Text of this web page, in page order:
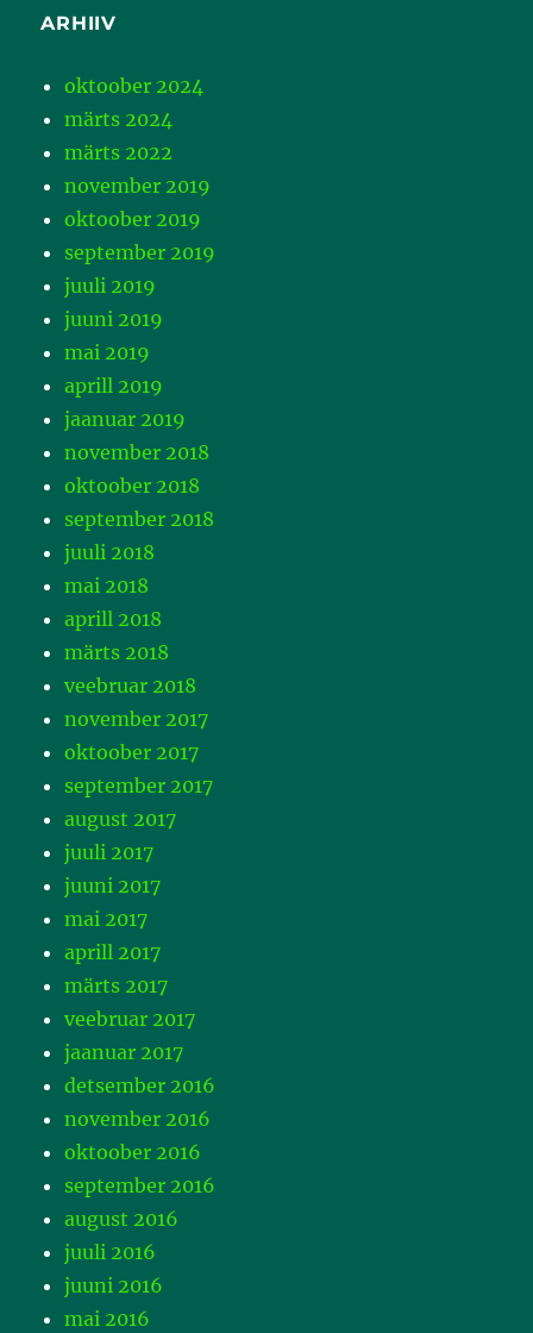
ARHIIV
oktoober 2024
märts 2024
märts 2022
november 2019
oktoober 2019
september 2019
juuli 2019
juuni 2019
mai 2019
aprill 2019
jaanuar 2019
november 2018
oktoober 2018
september 2018
juuli 2018
mai 2018
aprill 2018
märts 2018
veebruar 2018
november 2017
oktoober 2017
september 2017
august 2017
juuli 2017
juuni 2017
mai 2017
aprill 2017
märts 2017
veebruar 2017
jaanuar 2017
detsember 2016
november 2016
oktoober 2016
september 2016
august 2016
juuli 2016
juuni 2016
mai 2016